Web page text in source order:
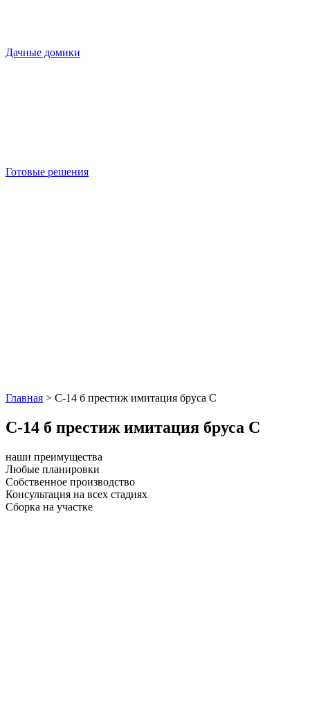
Дачные домики
Готовые решения
Главная > С-14 б престиж имитация бруса С
С-14 б престиж имитация бруса С
наши преимущества
Любые планировки
Собственное производство
Консультация на всех стадиях
Сборка на участке